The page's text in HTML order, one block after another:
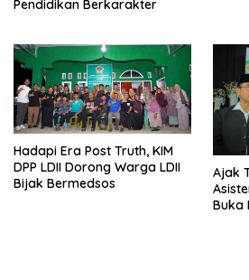
Pendidikan Berkarakter
Hadapi Era Post Truth, KIM
DPP LDII Dorong Warga LDII
Bijak Bermedsos
Ajak
Buka